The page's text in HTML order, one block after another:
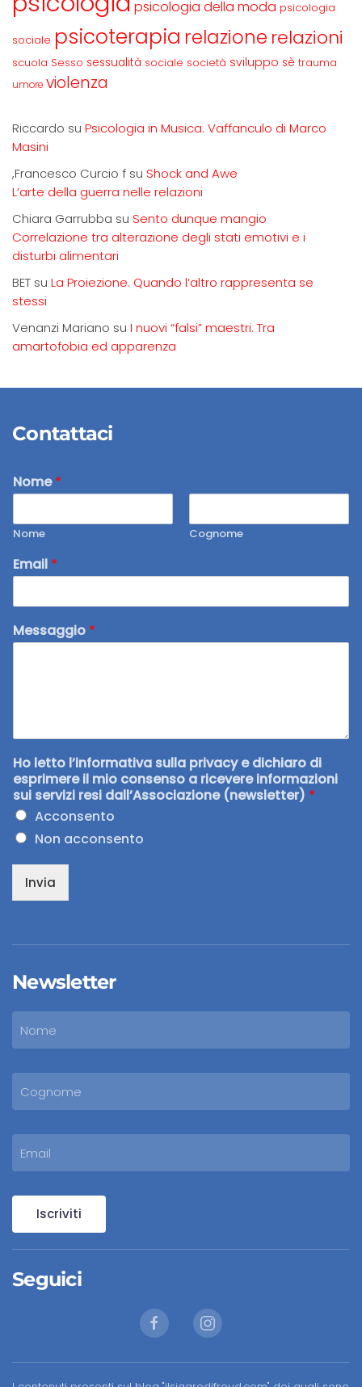
psicologia della moda psicologia
sociale psicoterapia relazione relazioni
scuola Sesso sessualità sociale società sviluppo sè trauma
umore violenza
Riccardo su Psicologia in Musica. Vaffanculo di Marco
Masini
,Francesco Curcio f su Shock and Awe
L’arte della guerra nelle relazioni
Chiara Garrubba su Sento dunque mangio
Correlazione tra alterazione degli stati emotivi e i
disturbi alimentari
BET su La Proiezione. Quando l’altro rappresenta se
stessi
Venanzi Mariano su I nuovi “falsi” maestri. Tra
amartofobia ed apparenza
Contattaci
Nome*
Nome Cognome
Email *
Messaggio *
Ho letto l’informativa sulla privacy e dichiaro di
esprimere il mio consenso a ricevere informazioni
sui servizi resi dall’Associazione (newsletter) *
Acconsento
Non acconsento
Invia
Newsletter
Iscriviti
Seguici